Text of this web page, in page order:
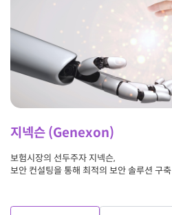
지넥슨 (Genexon)
보험시장의 선두주자 지넥슨,
보안 컨설팅을 통해 최적의 보안 솔루션 구축